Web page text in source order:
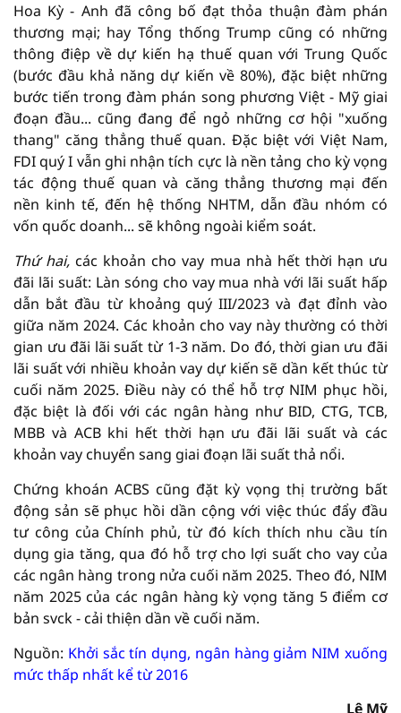
Hoa Kỳ - Anh đã công bố đạt thỏa thuận đàm phán
thương mại; hay Tổng thống Trump cũng có những
thông điệp về dự kiến hạ thuế quan với Trung Quốc
(bước đầu khả năng dự kiến về 80%), đặc biệt những
bước tiến trong đàm phán song phương Việt - Mỹ giai
đoạn đầu... cũng đang để ngỏ những cơ hội "xuống
thang" căng thẳng thuế quan. Đặc biệt với Việt Nam,
FDI quý I vẫn ghi nhận tích cực là nền tảng cho kỳ vọng
tác động thuế quan và căng thẳng thương mại đến
nền kinh tế, đến hệ thống NHTM, dẫn đầu nhóm có
vốn quốc doanh... sẽ không ngoài kiểm soát.
Thứ hai, các khoản cho vay mua nhà hết thời hạn ưu
đãi lãi suất: Làn sóng cho vay mua nhà với lãi suất hấp
dẫn bắt đầu từ khoảng quý III/2023 và đạt đỉnh vào
giữa năm 2024. Các khoản cho vay này thường có thời
gian ưu đãi lãi suất từ 1-3 năm. Do đó, thời gian ưu đãi
lãi suất với nhiều khoản vay dự kiến sẽ dần kết thúc từ
cuối năm 2025. Điều này có thể hỗ trợ NIM phục hồi,
đặc biệt là đối với các ngân hàng như BID, CTG, TCB,
MBB và ACB khi hết thời hạn ưu đãi lãi suất và các
khoản vay chuyển sang giai đoạn lãi suất thả nổi.
Chứng khoán ACBS cũng đặt kỳ vọng thị trường bất
động sản sẽ phục hồi dần cộng với việc thúc đẩy đầu
tư công của Chính phủ, từ đó kích thích nhu cầu tín
dụng gia tăng, qua đó hỗ trợ cho lợi suất cho vay của
các ngân hàng trong nửa cuối năm 2025. Theo đó, NIM
năm 2025 của các ngân hàng kỳ vọng tăng 5 điểm cơ
bản svck - cải thiện dần về cuối năm.
Nguồn: Khởi sắc tín dụng, ngân hàng giảm NIM xuống
mức thấp nhất kể từ 2016
Lê Mỹ